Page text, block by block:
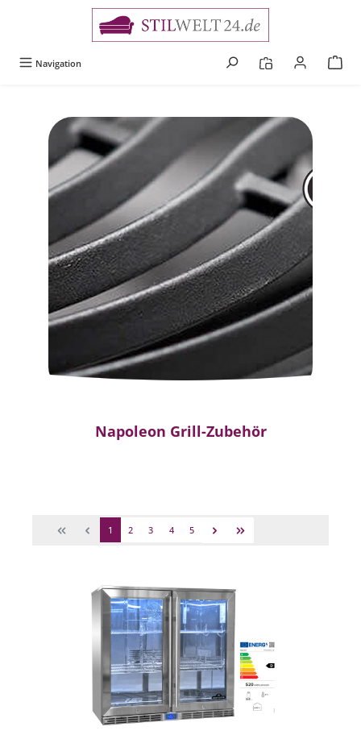
Navigation
Napoleon Grill-Zubehör
1 2 3 4 5